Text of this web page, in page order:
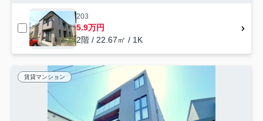
203
5.9万円
2階 / 22.67㎡ / 1K
賃貸マンション